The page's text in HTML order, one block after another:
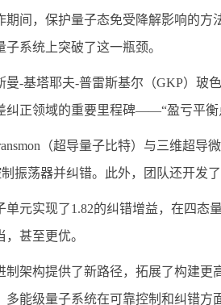
期间，保护量子态免受降解影响的
系统上突破了这一瓶颈。
曼-基塔耶夫-普雷斯基尔（GKP）玻
纠正领域的重要里程碑——“盈亏平衡
（超导量子比特）与三维超导
振荡器并纠错。此外，团队还开发
单元实现了1.82的纠错增益，在四态
甚至更优。
制架构提供了新路径，拓展了构建
多能级量子系统在可靠控制和纠错方